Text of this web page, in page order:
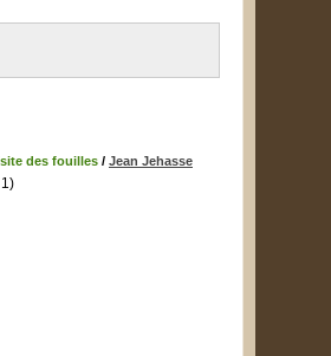
des fouilles / Jean Jehasse